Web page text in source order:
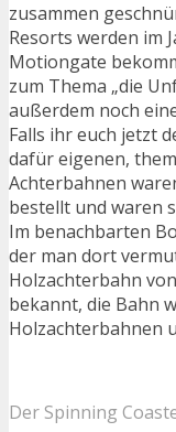
zusammen
Resorts werden im
Motiongate
zum Thema „die
außerdem noch
Falls ihr euch jetzt
dafür eigenen,
Achterbahnen
bestellt und waren
Im benachbarten
der man dort
Holzachterbahn
bekannt, die Bahn
Holzachterbahnen
Der Spinning